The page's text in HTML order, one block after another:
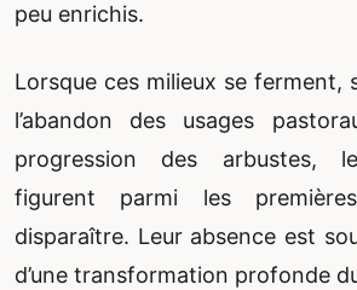
peu enrichis.
Lorsque ces milieux se ferment,
l’abandon des usages
progression des arbustes,
figurent parmi les
disparaître. Leur absence est
d’une transformation profonde